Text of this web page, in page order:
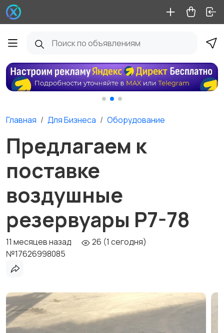
Главная Для Бизнеса Оборудование
Предлагаем к
поставке
воздушные
резервуары Р7-78
11 месяцев назад
26 (1 сегодня)
№17626998085